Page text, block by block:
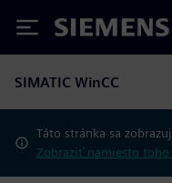
Siemens
SIMATIC WinCC
Táto stránka sa
Zobraziť namiesto